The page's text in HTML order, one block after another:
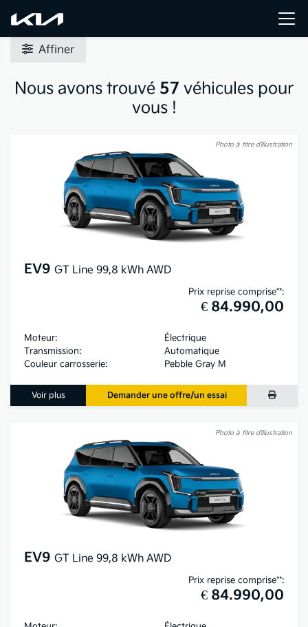
Affiner
Nous avons trouvé 57 véhicules pour
vous !
Photo à titre d’illustration
EV9 GT Line 99,8 kWh AWD
Prix reprise comprise**:
€ 84.990,00
Moteur:
Électrique
Transmission:
Automatique
Couleur carrosserie:
Pebble Gray M
Voir plus Demander une offre/un essai
Photo à titre d’illustration
EV9 GT Line 99,8 kWh AWD
Prix reprise comprise**:
€ 84.990,00